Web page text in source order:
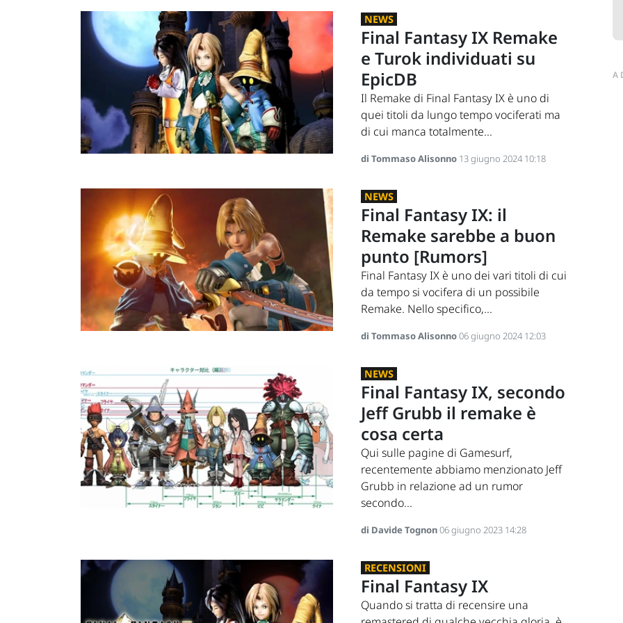
NEWS
Final Fantasy IX Remake
e Turok individuati su
EpicDB
Il Remake di Final Fantasy IX è uno di
quei titoli da lungo tempo vociferati ma
di cui manca totalmente...
di Tommaso Alisonno 13 giugno 2024 10:18
NEWS
Final Fantasy IX: il
Remake sarebbe a buon
punto [Rumors]
Final Fantasy IX è uno dei vari titoli di cui
da tempo si vocifera di un possibile
Remake. Nello specifico,...
di Tommaso Alisonno06 giugno 2024 12:03
NEWS
Final Fantasy IX, secondo
Jeff Grubb il remake è
cosa certa
Qui sulle pagine di Gamesurf,
recentemente abbiamo menzionato Jeff
Grubb in relazione ad un rumor
secondo...
di Davide Tognon06 giugno 2023 14:28
RECENSIONI
Final Fantasy IX
Quando si tratta di recensire una